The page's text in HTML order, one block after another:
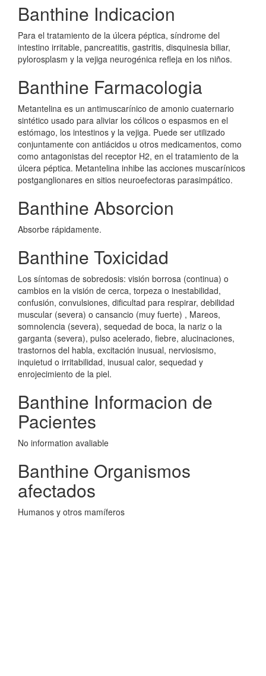
Banthine Indicacion
Para el tratamiento de la úlcera péptica, síndrome del
intestino irritable, pancreatitis, gastritis, disquinesia biliar,
pylorosplasm y la vejiga neurogénica refleja en los niños.
Banthine Farmacologia
Metantelina es un antimuscarínico de amonio cuaternario
sintético usado para aliviar los cólicos o espasmos en el
estómago, los intestinos y la vejiga. Puede ser utilizado
conjuntamente con antiácidos u otros medicamentos, como
como antagonistas del receptor H2, en el tratamiento de la
úlcera péptica. Metantelina inhibe las acciones muscarínicos
postganglionares en sitios neuroefectoras parasimpático.
Banthine Absorcion
Absorbe rápidamente.
Banthine Toxicidad
Los síntomas de sobredosis: visión borrosa (continua) o
cambios en la visión de cerca, torpeza o inestabilidad,
confusión, convulsiones, dificultad para respirar, debilidad
muscular (severa) o cansancio (muy fuerte) , Mareos,
somnolencia (severa), sequedad de boca, la nariz o la
garganta (severa), pulso acelerado, fiebre, alucinaciones,
trastornos del habla, excitación inusual, nerviosismo,
inquietud o irritabilidad, inusual calor, sequedad y
enrojecimiento de la piel.
Banthine Informacion de
Pacientes
No information avaliable
Banthine Organismos
afectados
Humanos y otros mamíferos